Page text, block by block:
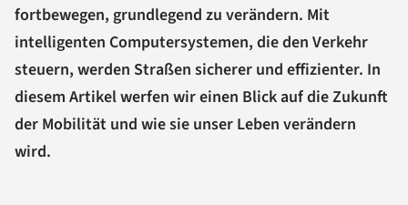
fortbewegen, grundlegend zu verändern. Mit
intelligenten Computersystemen, die den Verkehr
steuern, werden Straßen sicherer und effizienter. In
diesem Artikel werfen wir einen Blick auf die Zukunft
der Mobilität und wie sie unser Leben verändern
wird.